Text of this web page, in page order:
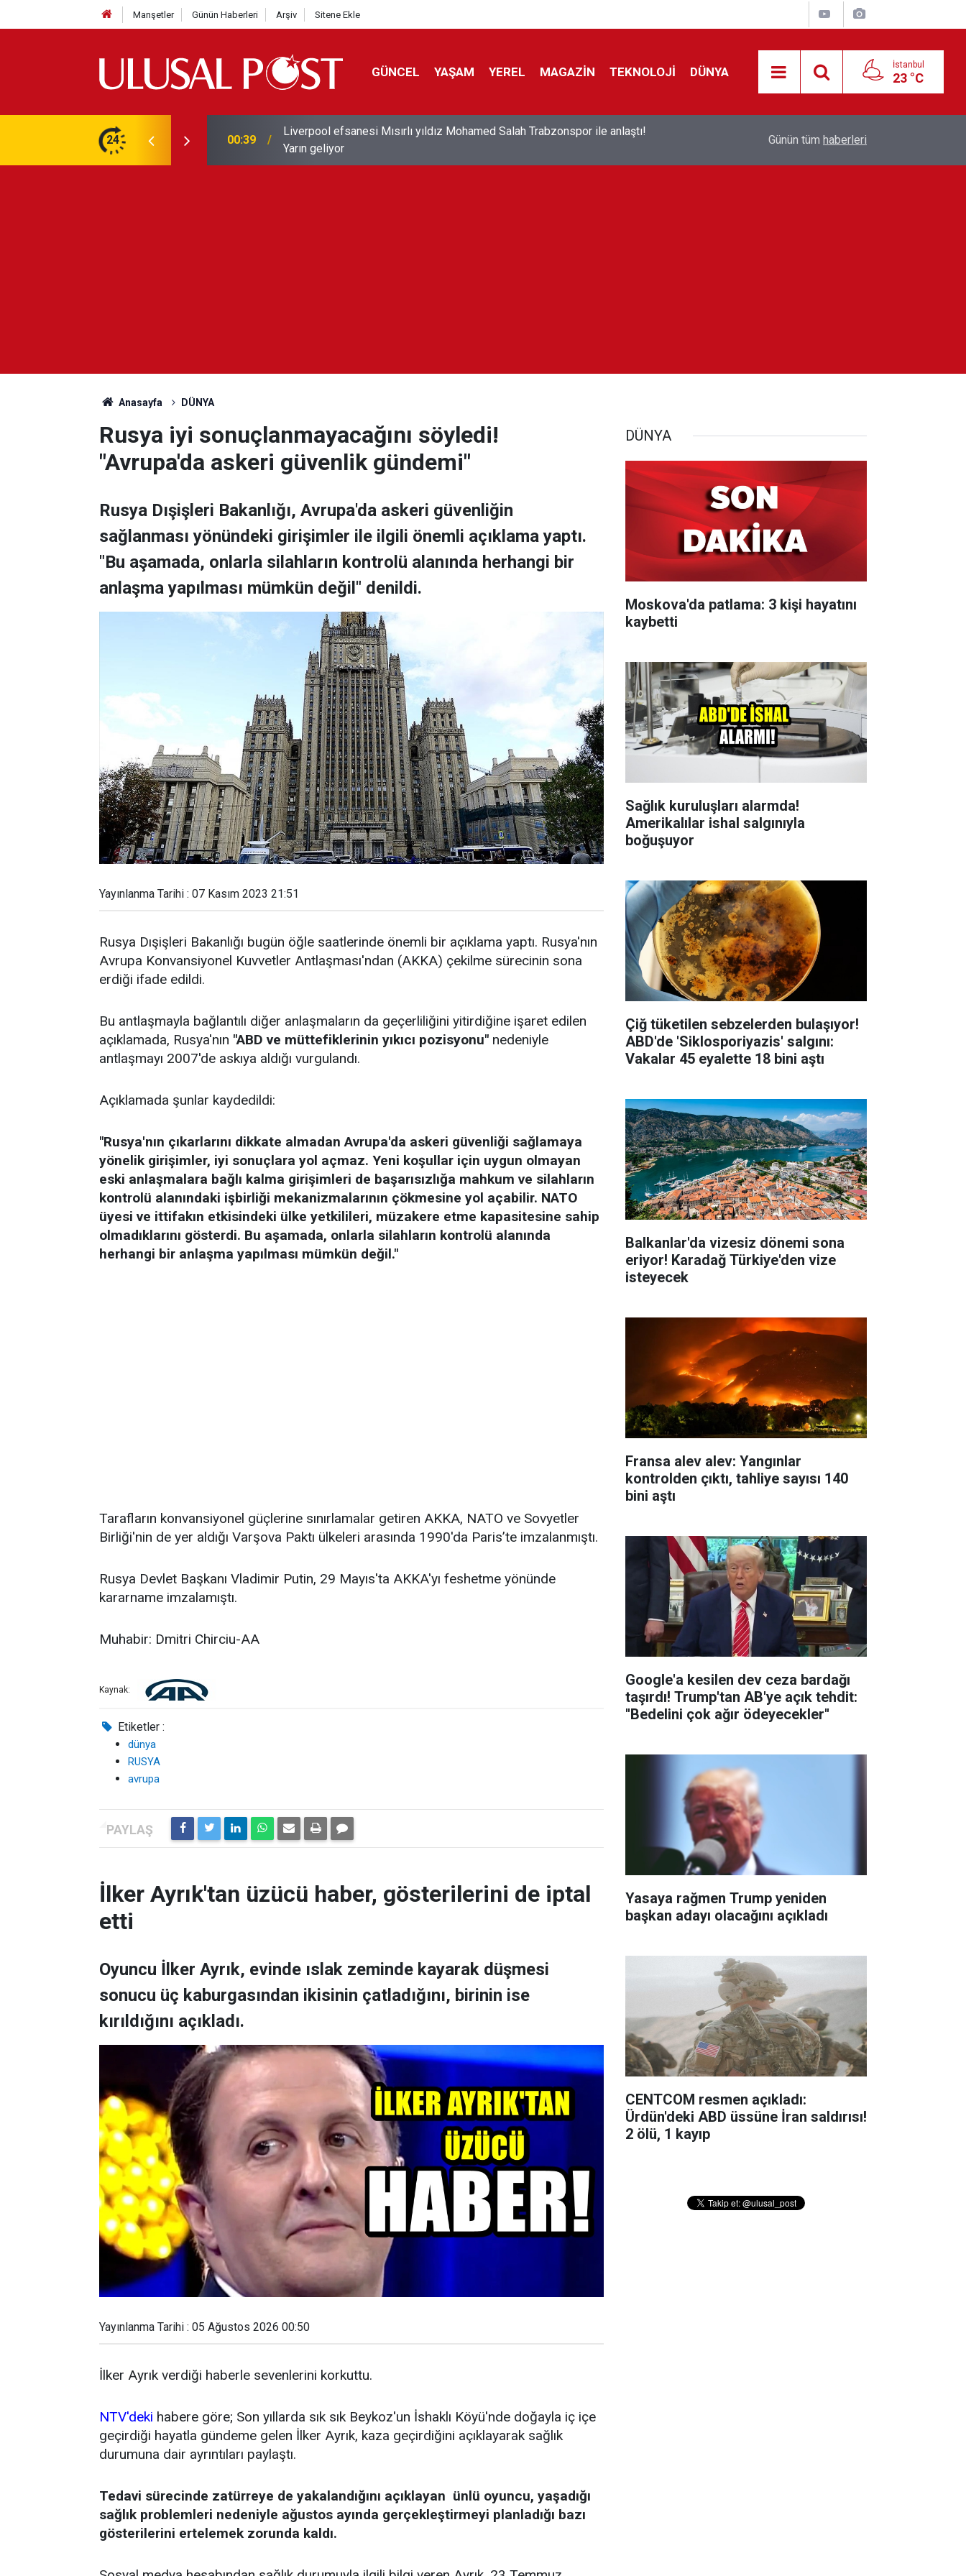
Manşetler Günün Haberleri Arşiv Sitene Ekle
GÜNCEL YAŞAM YEREL MAGAZİN TEKNOLOJİ DÜNYA İstanbul
23 °C
24 00:39
Liverpool efsanesi Mısırlı yıldız Mohamed Salah Trabzonspor ile anlaştı!
Yarın geliyor
Feridun Düzağaç sahnelere ara verdi: ''En az
Günün tüm haberleri
Anasayfa DÜNYA
Rusya iyi sonuçlanmayacağını söyledi!
"Avrupa'da askeri güvenlik gündemi"
Rusya Dışişleri Bakanlığı, Avrupa'da askeri güvenliğin
sağlanması yönündeki girişimler ile ilgili önemli açıklama yaptı.
"Bu aşamada, onlarla silahların kontrolü alanında herhangi bir
anlaşma yapılması mümkün değil" denildi.
Yayınlanma Tarihi : 07 Kasım 2023 21:51
Rusya Dışişleri Bakanlığı bugün öğle saatlerinde önemli bir açıklama yaptı. Rusya'nın
Avrupa Konvansiyonel Kuvvetler Antlaşması'ndan (AKKA) çekilme sürecinin sona
erdiği ifade edildi.
Bu antlaşmayla bağlantılı diğer anlaşmaların da geçerliliğini yitirdiğine işaret edilen
açıklamada, Rusya'nın "ABD ve müttefiklerinin yıkıcı pozisyonu" nedeniyle
antlaşmayı 2007'de askıya aldığı vurgulandı.
Açıklamada şunlar kaydedildi:
"Rusya'nın çıkarlarını dikkate almadan Avrupa'da askeri güvenliği sağlamaya
yönelik girişimler, iyi sonuçlara yol açmaz. Yeni koşullar için uygun olmayan
eski anlaşmalara bağlı kalma girişimleri de başarısızlığa mahkum ve silahların
kontrolü alanındaki işbirliği mekanizmalarının çökmesine yol açabilir. NATO
üyesi ve ittifakın etkisindeki ülke yetkilileri, müzakere etme kapasitesine sahip
olmadıklarını gösterdi. Bu aşamada, onlarla silahların kontrolü alanında
herhangi bir anlaşma yapılması mümkün değil."
Tarafların konvansiyonel güçlerine sınırlamalar getiren AKKA, NATO ve Sovyetler
Birliği'nin de yer aldığı Varşova Paktı ülkeleri arasında 1990'da Paris’te imzalanmıştı.
Rusya Devlet Başkanı Vladimir Putin, 29 Mayıs'ta AKKA'yı feshetme yönünde
kararname imzalamıştı.
Muhabir: Dmitri Chirciu-AA
Kaynak:
Etiketler :
dünya
RUSYA
avrupa
İlker Ayrık'tan üzücü haber, gösterilerini de iptal
etti
Oyuncu İlker Ayrık, evinde ıslak zeminde kayarak düşmesi
sonucu üç kaburgasından ikisinin çatladığını, birinin ise
kırıldığını açıkladı.
Yayınlanma Tarihi : 05 Ağustos 2026 00:50
İlker Ayrık verdiği haberle sevenlerini korkuttu.
NTV'deki habere göre; Son yıllarda sık sık Beykoz'un İshaklı Köyü'nde doğayla iç içe
geçirdiği hayatla gündeme gelen İlker Ayrık, kaza geçirdiğini açıklayarak sağlık
durumuna dair ayrıntıları paylaştı.
Tedavi sürecinde zatürreye de yakalandığını açıklayan ünlü oyuncu, yaşadığı
sağlık problemleri nedeniyle ağustos ayında gerçekleştirmeyi planladığı bazı
gösterilerini ertelemek zorunda kaldı.
DÜNYA
Moskova'da patlama: 3 kişi hayatını
kaybetti
Sağlık kuruluşları alarmda!
Amerikalılar ishal salgınıyla
boğuşuyor
Çiğ tüketilen sebzelerden bulaşıyor!
ABD'de 'Siklosporiyazis' salgını:
Vakalar 45 eyalette 18 bini aştı
Balkanlar'da vizesiz dönemi sona
eriyor! Karadağ Türkiye'den vize
isteyecek
Fransa alev alev: Yangınlar
kontrolden çıktı, tahliye sayısı 140
bini aştı
Google'a kesilen dev ceza bardağı
taşırdı! Trump'tan AB'ye açık tehdit:
''Bedelini çok ağır ödeyecekler''
Yasaya rağmen Trump yeniden
başkan adayı olacağını açıkladı
CENTCOM resmen açıkladı:
Ürdün'deki ABD üssüne İran saldırısı!
2 ölü, 1 kayıp